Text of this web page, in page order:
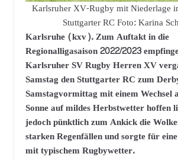
Karlsruher XV-Rugby mit Niederlage
Stuttgarter RC Foto: Karina
Karlsruhe (kxv). Zum Auftakt in die
Regionalligasaison 2022/2023
Karlsruher SV Rugby Herren XV
Samstag den Stuttgarter RC zum
Samstagvormittag mit einem Wechsel
Sonne auf mildes Herbstwetter hoffen
jedoch pünktlich zum Ankick die
starken Regenfällen und sorgte für
mit typischem Rugbywetter.